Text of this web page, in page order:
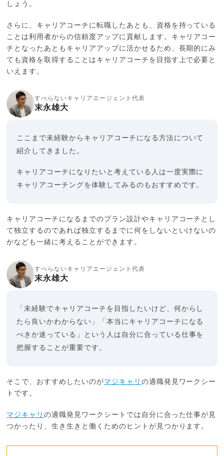
しょう。
さらに、キャリアコーチに転職したあとも、資格を持っている
ことは利用者からの信頼度アップに貢献します。キャリアコー
チとなったあともキャリアアップに活かせるため、長期的にみ
ても資格を取得することはキャリアコーチを目指す上で必要と
いえます。
すべらないキャリアエージェント代表
末永雄大
ここまで未経験からキャリアコーチになる方法について
紹介してきました。
キャリアコーチになりたいと考えている人は一度実際に
キャリアコーチングを体験してみるのもおすすめです。
キャリアコーチになるまでのプラン設計やキャリアコーチとし
て独立するのであれば独立するまでに何をしないといけないの
かなども一緒に考えることができます。
すべらないキャリアエージェント代表
末永雄大
「未経験でキャリアコーチを目指したいけど、何からし
たら良いかわからない」「本当にキャリアコーチになる
べきか迷っている」という人は自分に合っている仕事を
把握することが重要です。
そこで、おすすめしたいのがマジキャリ の適職発見ワークシー
トです。
マジキャリの適職発見ワークシートでは自分に合った仕事が見
つかったり、生き生きと働くためのヒントが見つかります。